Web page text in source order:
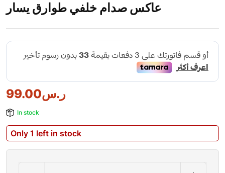
عاكس صدام خلفي طوارق يسار
ر.س99.00
In stock
Only 1 left in stock